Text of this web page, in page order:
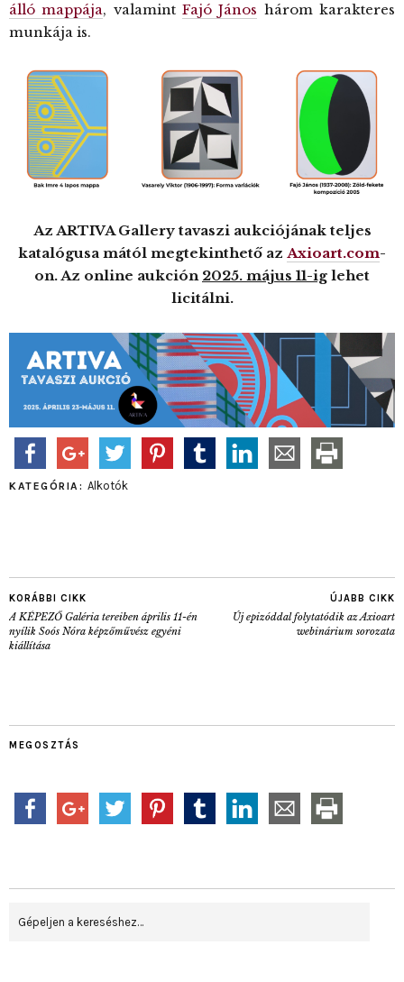
álló mappája, valamintFajó János három karakteres
munkája is.
Az ARTIVA Gallery tavaszi aukciójának teljes
katalógusa mától megtekinthető az Axioart.com-
on. Az online aukción 2025. május 11-ig lehet
licitálni.
KATEGÓRIA: Alkotók
KORÁBBI CIKK
A KÉPEZŐ Galéria tereiben április 11-én
nyílik Soós Nóra képzőművész egyéni
kiállítása
ÚJABB CIKK
Új epizóddal folytatódik az Axioart
webinárium sorozata
MEGOSZTÁS